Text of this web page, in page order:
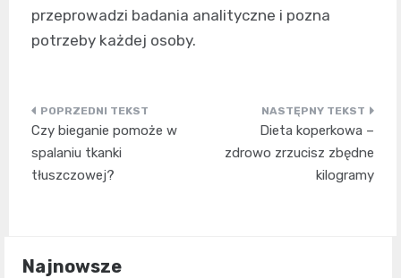
przeprowadzi badania analityczne i pozna
potrzeby każdej osoby.
Nawigacja
wpisu
Czy bieganie pomoże w
spalaniu tkanki
tłuszczowej?
Dieta koperkowa –
zdrowo zrzucisz zbędne
kilogramy
Najnowsze